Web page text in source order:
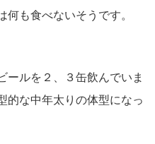
何も食べないそうです。
ールを２、３缶飲んでいま
的な中年太りの体型になっ